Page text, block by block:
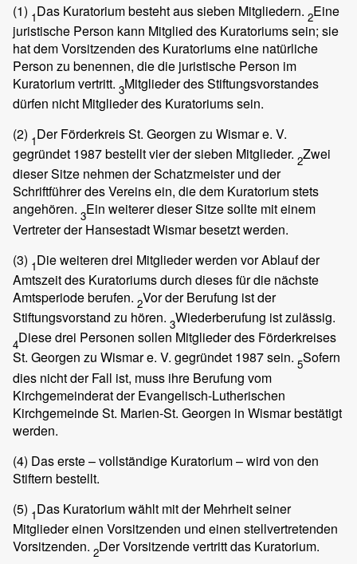
(1) 1Das Kuratorium besteht aus sieben Mitgliedern. 2Eine
juristische Person kann Mitglied des Kuratoriums sein; sie
hat dem Vorsitzenden des Kuratoriums eine natürliche
Person zu benennen, die die juristische Person im
Kuratorium vertritt. 3Mitglieder des Stiftungsvorstandes
dürfen nicht Mitglieder des Kuratoriums sein.
(2) 1Der Förderkreis St. Georgen zu Wismar e. V.
gegründet 1987 bestellt vier der sieben Mitglieder. 2Zwei
dieser Sitze nehmen der Schatzmeister und der
Schriftführer des Vereins ein, die dem Kuratorium stets
angehören. 3Ein weiterer dieser Sitze sollte mit einem
Vertreter der Hansestadt Wismar besetzt werden.
(3) 1Die weiteren drei Mitglieder werden vor Ablauf der
Amtszeit des Kuratoriums durch dieses für die nächste
Amtsperiode berufen. 2Vor der Berufung ist der
Stiftungsvorstand zu hören. 3Wiederberufung ist zulässig.
4Diese drei Personen sollen Mitglieder des Förderkreises
St. Georgen zu Wismar e. V. gegründet 1987 sein. 5Sofern
dies nicht der Fall ist, muss ihre Berufung vom
Kirchgemeinderat der Evangelisch-Lutherischen
Kirchgemeinde St. Marien-St. Georgen in Wismar bestätigt
werden.
(4) Das erste – vollständige Kuratorium – wird von den
Stiftern bestellt.
(5) 1Das Kuratorium wählt mit der Mehrheit seiner
Mitglieder einen Vorsitzenden und einen stellvertretenden
Vorsitzenden. 2Der Vorsitzende vertritt das Kuratorium.